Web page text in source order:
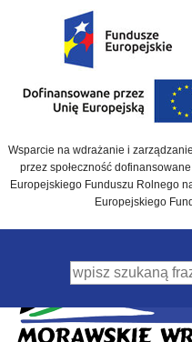
Wsparcie na wdrażanie i
przez społeczność
Europejskiego Funduszu Rolnego
Europejskiego